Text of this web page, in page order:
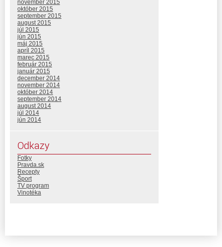
november 2015
október 2015
september 2015
august 2015
júl 2015
jún 2015
máj 2015
apríl 2015
marec 2015
február 2015
január 2015
december 2014
november 2014
október 2014
september 2014
august 2014
júl 2014
jún 2014
Odkazy
Fotky
Pravda.sk
Recepty
Šport
TV program
Vinotéka